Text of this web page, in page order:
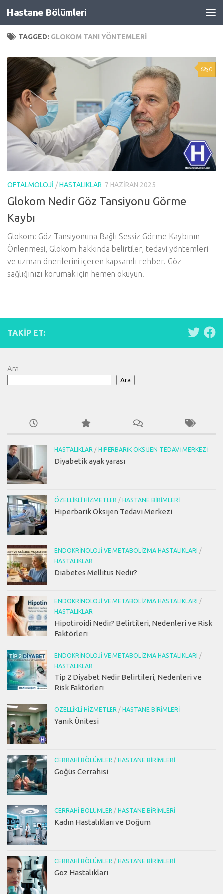
Skip to content
Hastane Bölümleri
TAGGED: GLOKOM TANI YÖNTEMLERI
0
OFTALMOLOJI /HASTALIKLAR 7 HAZIRAN 2025
Glokom Nedir Göz Tansiyonu Görme
Kaybı
Glokom: Göz Tansiyonuna Bağlı Sessiz Görme Kaybının
Önlenmesi, Glokom hakkında belirtiler, tedavi yöntemleri
ve uzman önerilerini içeren kapsamlı rehber. Göz
sağlığınızı korumak için hemen okuyun!
TAKIP ET:
Ara
Ara
HASTALIKLAR / HIPERBARIK OKSIJEN TEDAVI MERKEZI
Diyabetik ayak yarası
ÖZELLIKLI HIZMETLER / HASTANE BIRIMLERI
Hiperbarik Oksijen Tedavi Merkezi
ENDOKRINOLOJI VE METABOLIZMA HASTALIKLARI
/
HASTALIKLAR
Diabetes Mellitus Nedir?
ENDOKRINOLOJI VE METABOLIZMA HASTALIKLARI
/
HASTALIKLAR
Hipotiroidi Nedir? Belirtileri, Nedenleri ve Risk
Faktörleri
ENDOKRINOLOJI VE METABOLIZMA HASTALIKLARI
/
HASTALIKLAR
Tip 2 Diyabet Nedir Belirtileri, Nedenleri ve
Risk Faktörleri
ÖZELLIKLI HIZMETLER / HASTANE BIRIMLERI
Yanık Ünitesi
CERRAHI BÖLÜMLER / HASTANE BIRIMLERI
Göğüs Cerrahisi
CERRAHI BÖLÜMLER / HASTANE BIRIMLERI
Kadın Hastalıkları ve Doğum
CERRAHI BÖLÜMLER / HASTANE BIRIMLERI
Göz Hastalıkları